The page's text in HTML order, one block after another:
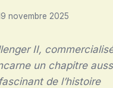
novembre 2025
II,
un chapitre
de l’histoire